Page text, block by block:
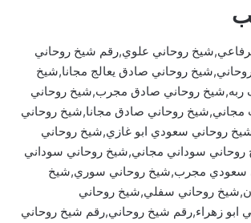
روحاني علوي,رقم شيخ روحاني
روحاني صادق يعالج مجانا,شيخ
ربه,شيخ روحاني صادق مجرب,شيخ روحاني
روحاني صادق مجانا,شيخ روحاني
روحاني سعودي ابو غازي,شيخ روحاني
سوداني مجاني,شيخ روحاني سوداني
سعودي مجرب,شيخ روحاني سوري,شيخ
روحاني سفلي,شيخ روحاني
ابو زهراء,رقم شيخ روحاني,رقم شيخ روحاني